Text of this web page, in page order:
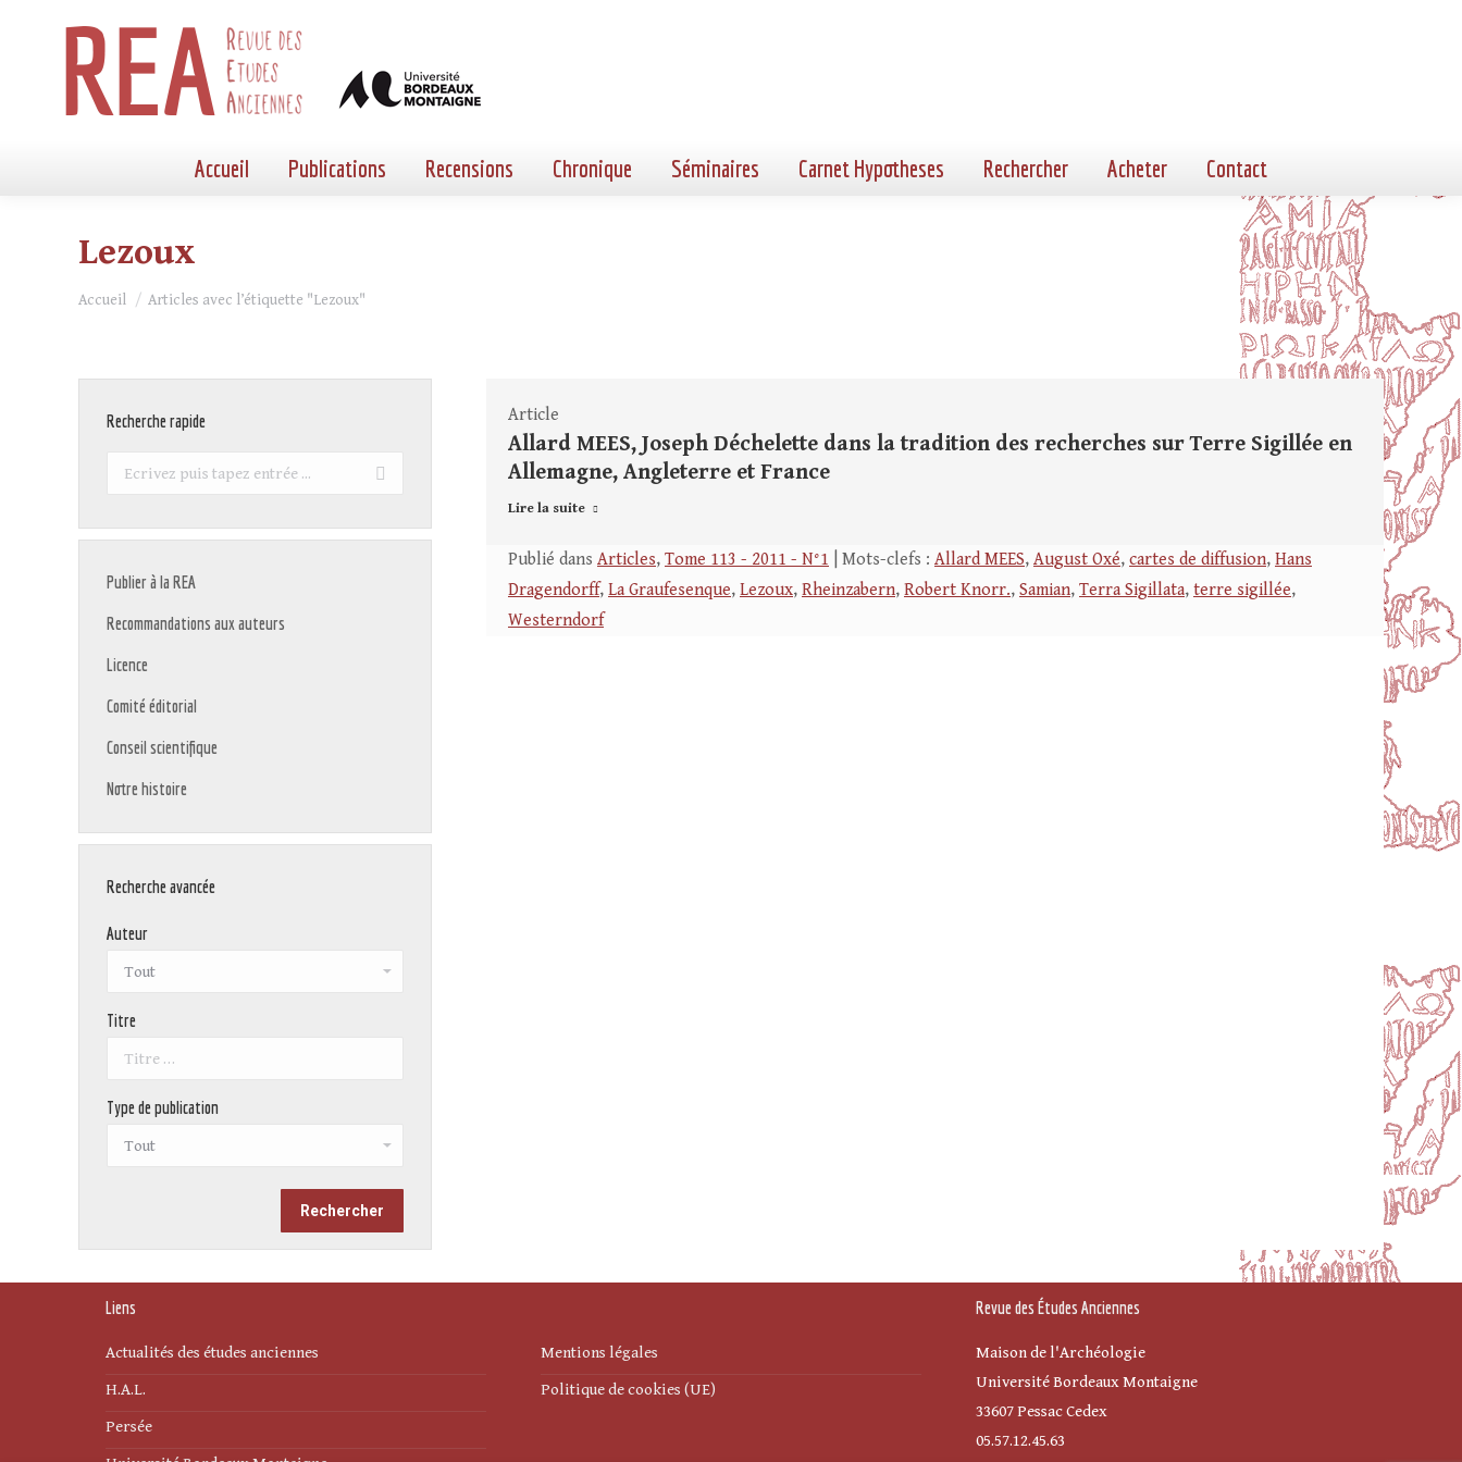
Accueil Publications Recensions Chronique Séminaires Carnet Hypotheses Rechercher Acheter Contact
Lezoux
Vous êtes ici :
Accueil Articles avec l’étiquette "Lezoux"
Article
Allard MEES, Joseph Déchelette dans la tradition des recherches sur Terre Sigillée en
Allemagne, Angleterre et France
Lire la suite
Publié dans Articles, Tome 113 - 2011 - N°1 | Mots-clefs : Allard MEES, August Oxé, cartes de diffusion, Hans
Dragendorff, La Graufesenque, Lezoux, Rheinzabern, Robert Knorr., Samian, Terra Sigillata, terre sigillée,
Westerndorf
Recherche rapide
Recherche
Publier à la REA
Recommandations aux auteurs
Licence
Comité éditorial
Conseil scientifique
Notre histoire
Recherche avancée
Auteur
Titre
Type de publication
Liens
Actualités des études anciennes
H.A.L.
Persée
Mentions légales
Politique de cookies (UE)
Revue des Études Anciennes
Maison de l'Archéologie
Université Bordeaux Montaigne
33607 Pessac Cedex
05.57.12.45.63